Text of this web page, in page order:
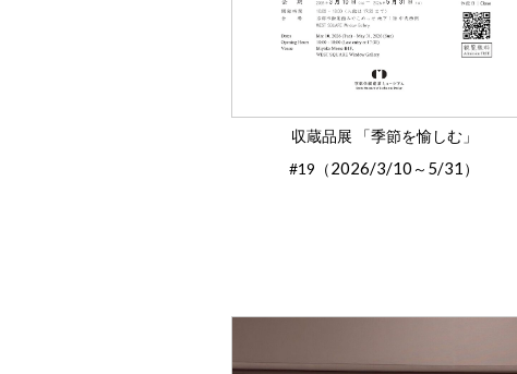
収蔵品展 「季節を愉しむ」
#19（2026/3/10 ～ 5/31 ）